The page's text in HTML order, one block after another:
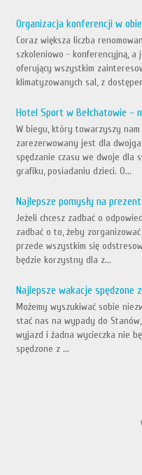
Organizacja konferencji w
Coraz większa liczba
szkoleniowo - konferencyjną, a
oferujący wszystkim
klimatyzowanych sal, z
Hotel Sport w Bełchatowie -
W biegu, który towarzyszy
zarezerwowany jest dla
spędzanie czasu we dwoje dla
grafiku, posiadaniu dzieci. O...
Najlepsze pomysły na
Jeżeli chcesz zadbać o
zadbać o to, żeby
przede wszystkim się
będzie korzystny dla z...
Najlepsze wakacje spędzone
Możemy wyszukiwać sobie
stać nas na wypady do
wyjazd i żadna wycieczka nie
spędzone z ...